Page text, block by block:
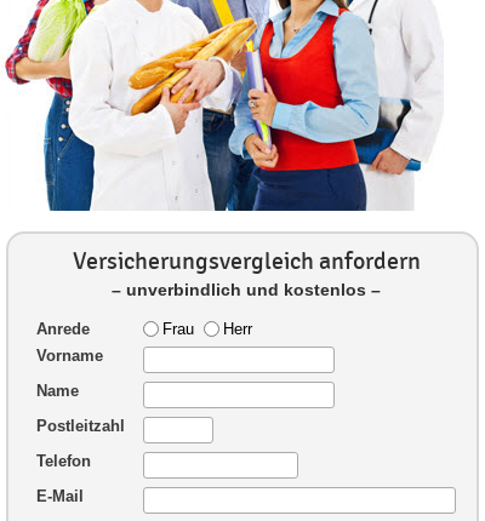
Versicherungsvergleich anfordern
– unverbindlich und kostenlos –
Anrede Frau
Herr
Vorname
Name
Postleitzahl
Telefon
E-Mail